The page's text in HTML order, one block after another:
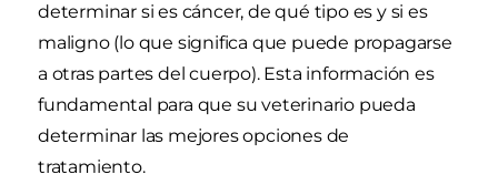
determinar si es cáncer, de qué tipo es y si es
maligno (lo que significa que puede propagarse
a otras partes del cuerpo). Esta información es
fundamental para que su veterinario pueda
determinar las mejores opciones de
tratamiento.